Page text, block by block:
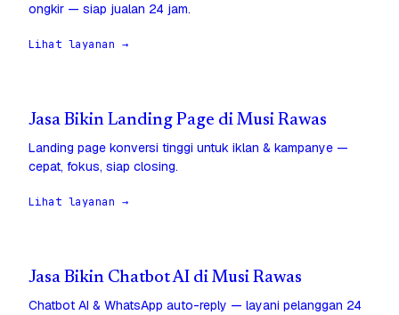
ongkir — siap jualan 24 jam.
Lihat layanan →
Jasa Bikin Landing Page di Musi Rawas
Landing page konversi tinggi untuk iklan & kampanye —
cepat, fokus, siap closing.
Lihat layanan →
Jasa Bikin Chatbot AI di Musi Rawas
Chatbot AI & WhatsApp auto-reply — layani pelanggan 24